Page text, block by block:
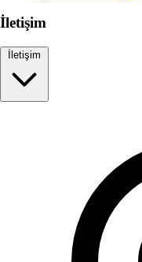
İletişim
İletişim